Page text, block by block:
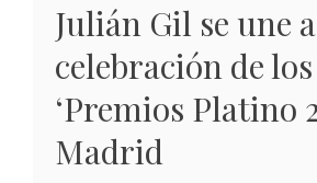
Julián Gil se une
celebración de los
‘Premios Platino
Madrid